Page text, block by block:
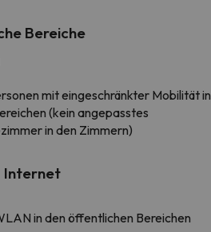
Bereiche
mit eingeschränkter Mobilität in
(kein angepasstes
in den Zimmern)
Internet
in den öffentlichen Bereichen